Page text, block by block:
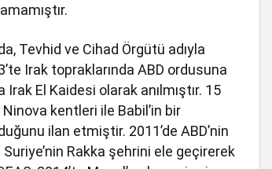
Tevhid ve Cihad Örgütü adıyla
Irak topraklarında ABD ordusuna
El Kaidesi olarak anılmıştır. 15
kentleri ile Babil’in bir
ilan etmiştir. 2011’de ABD’nin
Rakka şehrini ele geçirerek